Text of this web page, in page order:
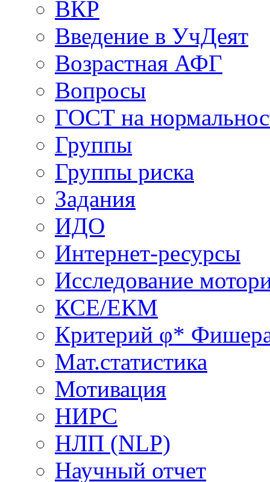
ВКР
Введение в УчДеят
Возрастная АФГ
Вопросы
ГОСТ на
Группы
Группы риска
Задания
ИДО
Интернет-ресурсы
Исследование
КСЕ/ЕКМ
Критерий φ*
Мат.статистика
Мотивация
НИРС
НЛП (NLP)
Научный отчет